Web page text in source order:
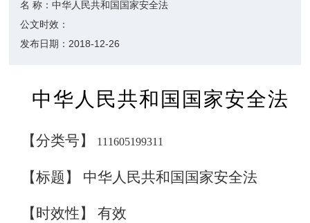
名 称：中华人民共和国国家安全法
公文时效：
发布日期： 2018-12-26
中华人民共和国国家安全法
【分类号】 111605199311
【标题】 中华人民共和国国家安全法
【时效性】 有效